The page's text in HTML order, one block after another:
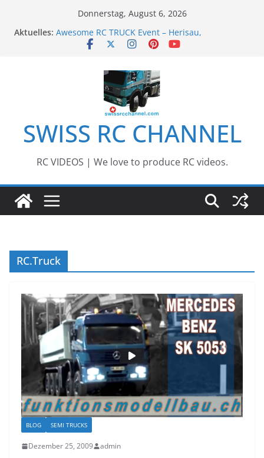
Donnerstag, August 6, 2026
Aktuelles: Awesome RC TRUCK Event – Herisau,
Switzerland – 2020
13th #AARESCALER RC ADVENTURE TOUR 2018
BEST OF RC Event „Anbaggern 4.0“ – 2019
Awesome RC Timber Truck
SWISS RC CHANNEL
RC VIDEOS | We love to produce RC videos.
RC.Truck
BLOG SEMI TRUCKS
Dezember 25, 2009 admin